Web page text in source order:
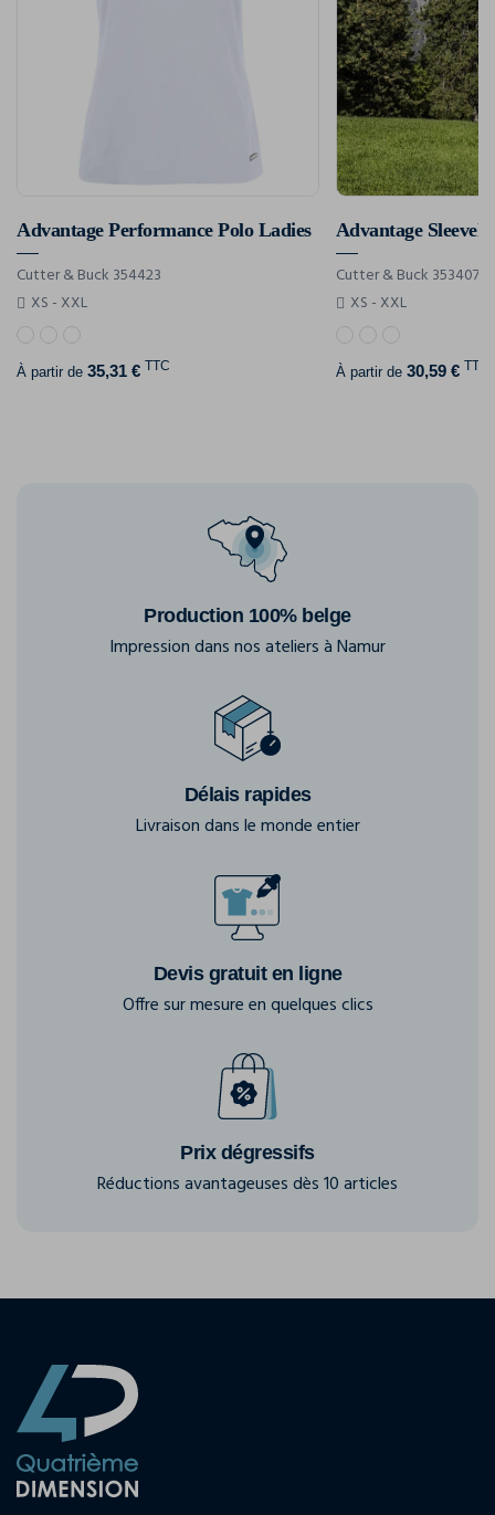
Advantage Performance Polo Ladies
Cutter & Buck 354423
XS - XXL
À partir de 35,31 € TTC
Advantage
Cutter & Buck 353407
XS - XXL
À partir de 30,59 € TTC
Production 100% belge
Impression dans nos ateliers à Namur
Délais rapides
Livraison dans le monde entier
Devis gratuit en ligne
Offre sur mesure en quelques clics
Prix dégressifs
Réductions avantageuses dès 10 articles